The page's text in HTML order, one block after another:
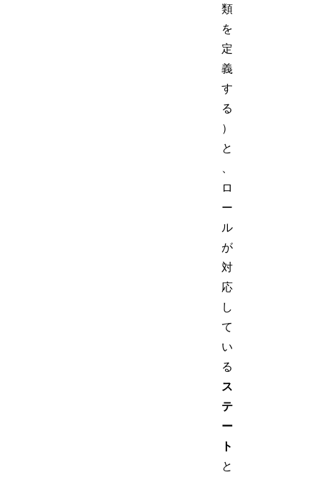
類
を
定
義
す
る
）
と
ロ
ー
ル
が
対
応
し
て
い
る
ス
テ
ー
ト
と